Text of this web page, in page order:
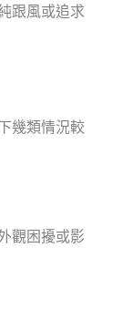
跟風或追求
幾類情況較
觀困擾或影